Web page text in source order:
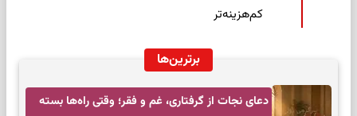
کم‌هزینه‌تر
برترین‌ها
دعای نجات از گرفتاری، غم و فقر؛ وقتی راه‌ها بسته